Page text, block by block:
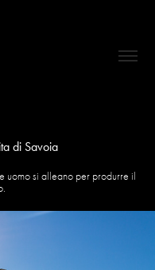
di Savoia
uomo si alleano per produrre il